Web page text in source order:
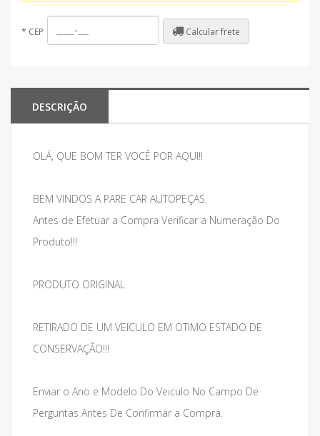
* CEP Calcular frete
DESCRIÇÃO
OLÁ, QUE BOM TER VOCÊ POR AQUI!!
BEM VINDOS A PARE CAR AUTOPEÇAS.
Antes de Efetuar a Compra Verificar a Numeração Do
Produto!!!
PRODUTO ORIGINAL
RETIRADO DE UM VEICULO EM OTIMO ESTADO DE
CONSERVAÇÃO!!!
Enviar o Ano e Modelo Do Veiculo No Campo De
Perguntas Antes De Confirmar a Compra.